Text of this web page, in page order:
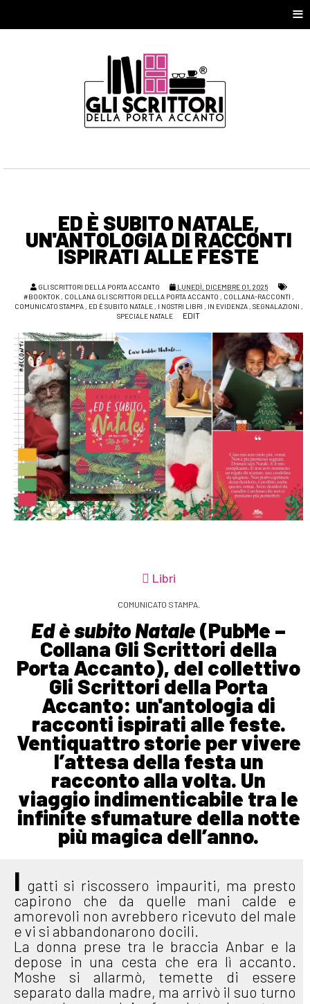
≡
ED È SUBITO NATALE,
UN'ANTOLOGIA DI RACCONTI
ISPIRATI ALLE FESTE
GLI SCRITTORI DELLA PORTA ACCANTO
LUNEDÌ, DICEMBRE 01, 2025
#BOOKTOK, COLLANA GLI SCRITTORI DELLA PORTA ACCANTO , COLLANA-RACCONTI ,
COMUNICATO STAMPA, ED È SUBITO NATALE, I NOSTRI LIBRI , IN EVIDENZA, SEGNALAZIONI ,
SPECIALE NATALE
EDIT
Libri
COMUNICATO STAMPA.
Ed è subito Natale(PubMe –
Collana Gli Scrittori della
Porta Accanto), del collettivo
Gli Scrittori della Porta
Accanto: un'antologia di
racconti ispirati alle feste.
Ventiquattro storie per vivere
l’attesa della festa un
racconto alla volta. Un
viaggio indimenticabile tra le
infinite sfumature della notte
più magica dell’anno.
I gatti si riscossero impauriti, ma presto
capirono che da quelle mani calde e
amorevoli non avrebbero ricevuto del male
e vi si abbandonarono docili.
La donna prese tra le braccia Anbar e la
depose in una cesta che era lì accanto.
Moshe si allarmò, temette di essere
separato dalla madre, ma arrivò il suo turno